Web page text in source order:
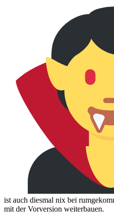
ist auch diesmal nix bei
mit der Vorversion weiterbauen.